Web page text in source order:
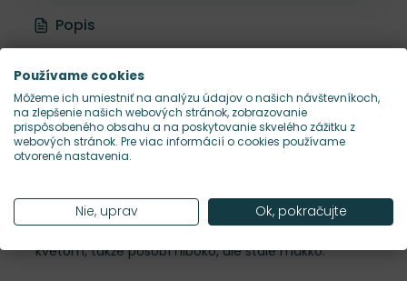
Popis
Rosa 'Admiral' – bordová
nostalgická ruža Tantau s pevným,
vzpriameným habitom
Ak ti tmavé ruže prídu často príliš tvrdé alebo
Táto ruža zo skupiny
nostalgické ruže Tantau
spája bordovočervený tón s plnším romantickým
kvetom, takže pôsobí hlboko, ale stále mäkko.
Používame cookies
Môžeme ich umiestniť na analýzu údajov o našich návštevníkoch,
na zlepšenie našich webových stránok, zobrazovanie
prispôsobeného obsahu a na poskytovanie skvelého zážitku z
webových stránok. Pre viac informácií o cookies používame
otvorené nastavenia.
Nie, uprav Ok, pokračujte